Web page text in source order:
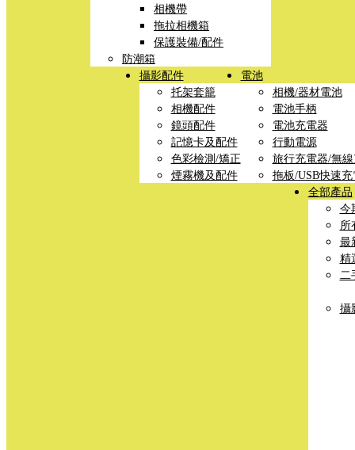
相機帶
拖拉相機箱
保護裝備/配件
防潮箱
攝影配件
托架套籠
相機配件
鏡頭配件
記憶卡及配件
色彩檢測/矯正
煙霧機及配件
電池
相機/器材電池
電池手柄
電池充電器
行動電源
旅行充電器/無
拖板/USB快速充
全部產品
今
所
最
精
二
攝